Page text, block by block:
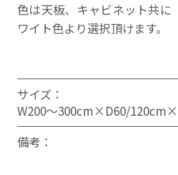
色は天板、キャビネット共
ワイト色より選択頂けます。
サイズ：
W200〜300cm×D60/
備考：